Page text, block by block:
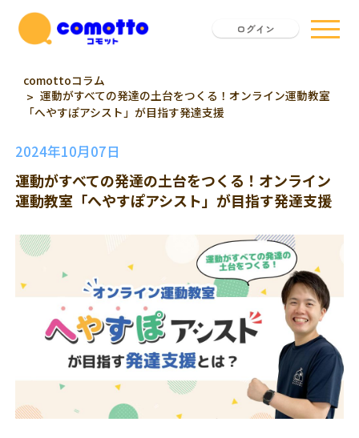
ログイン
comottoコラム
運動がすべての発達の土台をつくる！オンライン運動教室
「へやすぽアシスト」が目指す発達支援
2024年10月07日
運動がすべての発達の土台をつくる！オンライン
運動教室「へやすぽアシスト」が目指す発達支援